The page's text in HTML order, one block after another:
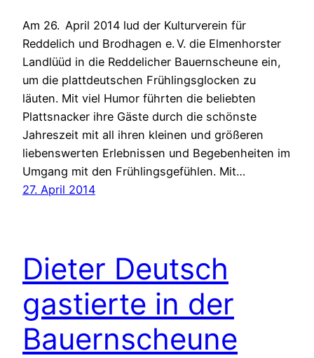
Am 26. April 2014 lud der Kulturverein für
Reddelich und Brodhagen e. V. die Elmenhorster
Landlüüd in die Reddelicher Bauernscheune ein,
um die plattdeutschen Frühlingsglocken zu
läuten. Mit viel Humor führten die beliebten
Plattsnacker ihre Gäste durch die schönste
Jahreszeit mit all ihren kleinen und größeren
liebenswerten Erlebnissen und Begebenheiten im
Umgang mit den Frühlingsgefühlen. Mit…
27. April 2014
Dieter Deutsch
gastierte in der
Bauernscheune